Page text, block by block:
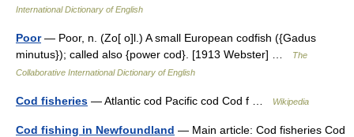
International Dictionary of English
Poor— Poor, n. (Zo[ o]l.) A small European codfish ({Gadus
minutus}); called also {power cod}. [1913 Webster] …
The
Collaborative International Dictionary of English
Cod fisheries — Atlantic cod Pacific cod Cod f … Wikipedia
Cod fishing in Newfoundland — Main article: Cod fisheries Cod